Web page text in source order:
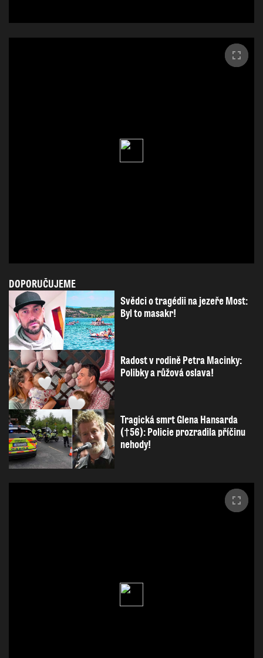
DOPORUČUJEME
Svědci o tragédii na jezeře Most:
Byl to masakr!
Radost v rodině Petra Macinky:
Polibky a růžová oslava!
Tragická smrt Glena Hansarda
(†56): Policie prozradila příčinu
nehody!